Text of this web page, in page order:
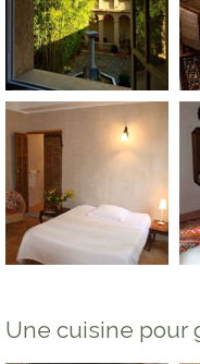
Une cuisine pour